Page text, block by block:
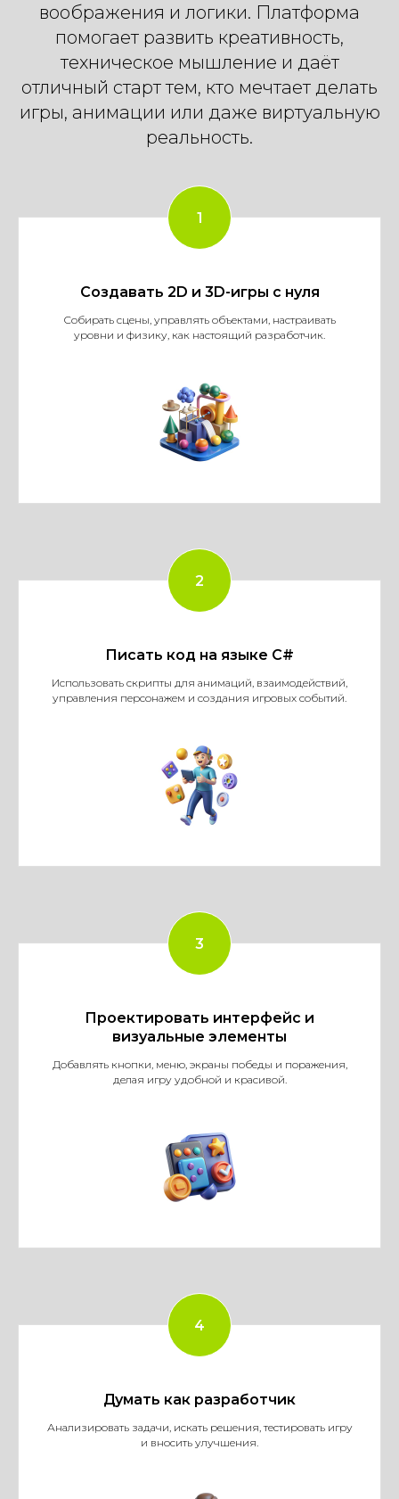
воображения и логики. Платформа
помогает развить креативность,
техническое мышление и даёт
отличный старт тем, кто мечтает делать
игры, анимации или даже виртуальную
реальность.
Создавать 2D и 3D-игры с нуля
Собирать сцены, управлять объектами, настраивать
уровни и физику, как настоящий разработчик.
Писать код на языке C#
Использовать скрипты для анимаций, взаимодействий,
управления персонажем и создания игровых событий.
Проектировать интерфейс и
визуальные элементы
Добавлять кнопки, меню, экраны победы и поражения,
делая игру удобной и красивой.
Думать как разработчик
Анализировать задачи, искать решения, тестировать игру
и вносить улучшения.